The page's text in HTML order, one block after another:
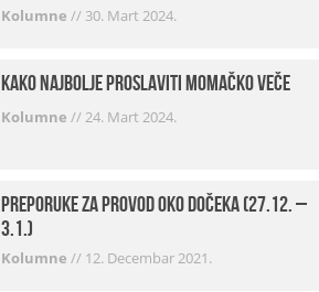
Kolumne // 30. Mart 2024.
Kako najbolje proslaviti momačko veče
Kolumne //24. Mart 2024.
Preporuke za provod oko dočeka (27.12. –
3.1.)
Kolumne // 12. Decembar 2021.